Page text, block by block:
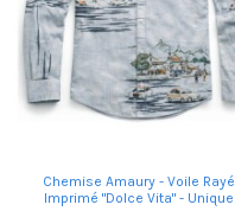
Chemise Amaury - Voile Rayé
Imprimé "Dolce Vita" - Unique